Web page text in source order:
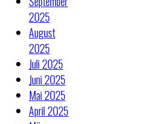
2025
August
2025
Juli 2025
Juni 2025
Mai 2025
April 2025